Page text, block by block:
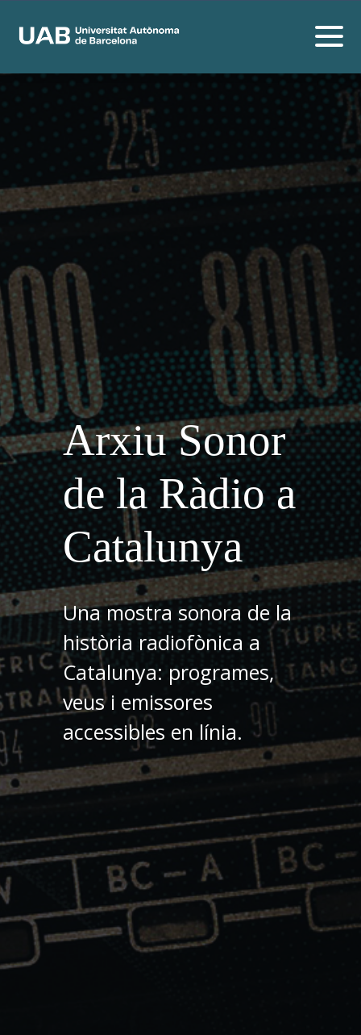
Arxiu Sonor
de la Ràdio a
Catalunya
Una mostra sonora de la
història radiofònica a
Catalunya: programes,
veus i emissores
accessibles en línia.